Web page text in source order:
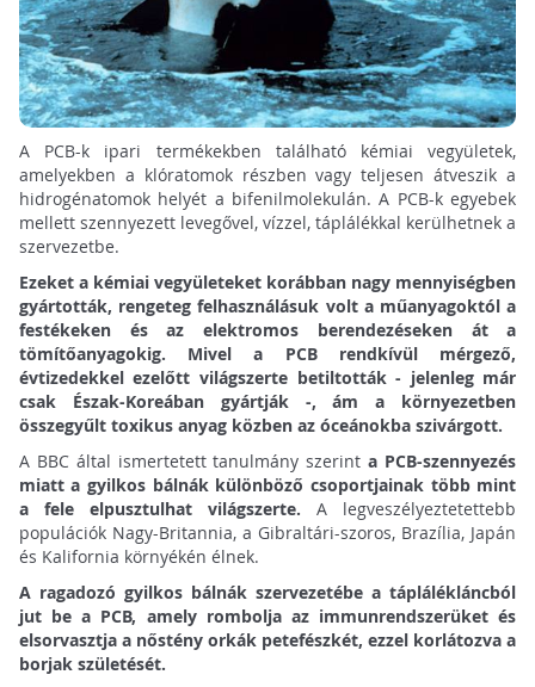
A PCB-k ipari termékekben található kémiai vegyületek,
amelyekben a klóratomok részben vagy teljesen átveszik a
hidrogénatomok helyét a bifenilmolekulán. A PCB-k egyebek
mellett szennyezett levegővel, vízzel, táplálékkal kerülhetnek a
szervezetbe.
Ezeket a kémiai vegyületeket korábban nagy mennyiségben
gyártották, rengeteg felhasználásuk volt a műanyagoktól a
festékeken és az elektromos berendezéseken át a
tömítőanyagokig. Mivel a PCB rendkívül mérgező,
évtizedekkel ezelőtt világszerte betiltották - jelenleg már
csak Észak-Koreában gyártják -, ám a környezetben
összegyűlt toxikus anyag közben az óceánokba szivárgott.
A BBC által ismertetett tanulmány szerinta PCB-szennyezés
miatt a gyilkos bálnák különböző csoportjainak több mint
a fele elpusztulhat világszerte. A legveszélyeztetettebb
populációk Nagy-Britannia, a Gibraltári-szoros, Brazília, Japán
és Kalifornia környékén élnek.
A ragadozó gyilkos bálnák szervezetébe a táplálékláncból
jut be a PCB, amely rombolja az immunrendszerüket és
elsorvasztja a nőstény orkák petefészkét, ezzel korlátozva a
borjak születését.